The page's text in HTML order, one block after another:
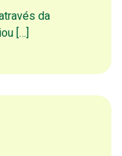
da
[…]